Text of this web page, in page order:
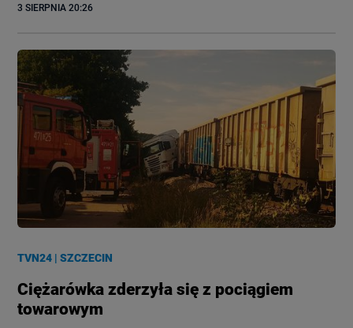
3 SIERPNIA 20:26
TVN24 |SZCZECIN
Ciężarówka zderzyła się z pociągiem
towarowym